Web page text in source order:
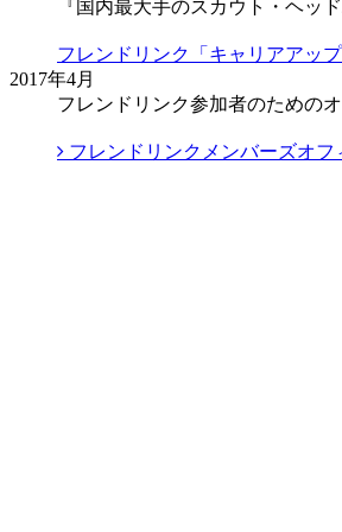
『国内最大手のスカウト・ヘッ
フレンドリンク「キャリアアッ
2017年4月
フレンドリンク参加者のための
フレンドリンクメンバーズオフ